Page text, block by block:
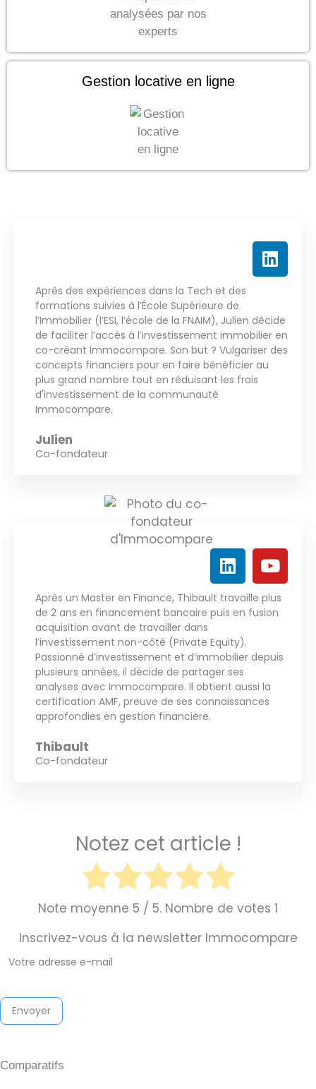
Gestion locative en ligne
L
i
e
d
i
Après des expériences dans la Tech et des
formations suivies à l’École Supérieure de
l’Immobilier (l’ESI, l’école de la FNAIM), Julien décide
de faciliter l’accès à l’investissement immobilier en
co-créant Immocompare. Son but ? Vulgariser des
concepts financiers pour en faire bénéficier au
plus grand nombre tout en réduisant les frais
d'investissement de la communauté
Immocompare.
Julien
Co-fondateur
L
i
n
k
d
i
n
Y
o
u
t
e
Après un Master en Finance, Thibault travaille plus
de 2 ans en financement bancaire puis en fusion
acquisition avant de travailler dans
l’investissement non-côté (Private Equity).
Passionné d’investissement et d’immobilier depuis
plusieurs années, il décide de partager ses
analyses avec Immocompare. Il obtient aussi la
certification AMF, preuve de ses connaissances
approfondies en gestion financière.
Thibault
Co-fondateur
Notez cet article !
Note moyenne 5 / 5. Nombre de votes 1
Inscrivez-vous à la newsletter Immocompare
Newsletter
Envoyer
Comparatifs